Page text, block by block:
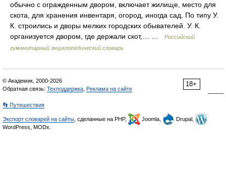
обычно с огражденным двором, включает жилище, место для
скота, для хранения инвентаря, огород, иногда сад. По типу У.
К. строились и дворы мелких городских обывателей. У. К.
организуется двором, где держали скот,… …
Российский
гуманитарный энциклопедический словарь
18+
© Академик, 2000-2026
Обратная связь: Техподдержка Реклама на сайте
👣 Путешествия
Экспорт словарей на сайты , сделанные на PHP, Joomla,
Drupal,
WordPress, MODx.